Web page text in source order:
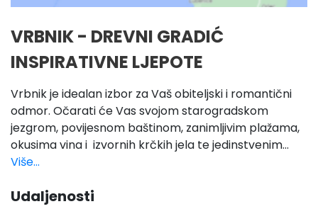
VRBNIK - DREVNI GRADIĆ
INSPIRATIVNE LJEPOTE
Vrbnik je idealan izbor za Vaš obiteljski i romantični
odmor. Očarati će Vas svojom starogradskom
jezgrom, povijesnom baštinom, zanimljivim plažama,
okusima vina i izvornih krčkih jela te jedinstvenim...
Više...
Udaljenosti